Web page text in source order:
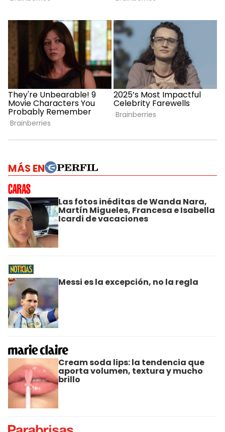
MÁS EN
Las fotos inéditas de Wanda Nara,
Martín Migueles, Francesa e Isabella
Icardi de vacaciones
Messi es la excepción, no la regla
Cream soda lips: la tendencia que
aporta volumen, textura y mucho
brillo